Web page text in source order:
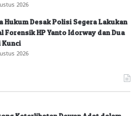
2026
Hukum Desak Polisi Segera Lakukan
Forensik HP Yanto Idorway dan Dua
Kunci
2026